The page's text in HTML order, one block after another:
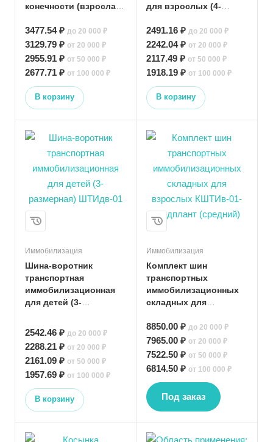
конечности (взрослая
3477.54 ₽ до 20 000 ₽
3129.79 ₽ от 20 000 ₽
2955.91 ₽ от 50 000 ₽
2677.71 ₽ от 100 000 ₽
В корзину
для взрослых (4-
2491.16 ₽ до 20 000 ₽
2242.04 ₽ от 20 000 ₽
2117.49 ₽ от 50 000 ₽
1918.19 ₽ от 100 000 ₽
В корзину
Иммобилизация
Шина-воротник
транспортная
иммобилизационная
для детей (3-
2542.46 ₽ до 20 000 ₽
2288.21 ₽ от 20 000 ₽
2161.09 ₽ от 50 000 ₽
1957.69 ₽ от 100 000 ₽
В корзину
Иммобилизация
Комплект шин
транспортных
иммобилизационных
складных для
Медплант (средний)
8850.00 ₽ до 20 000 ₽
7965.00 ₽ от 20 000 ₽
7522.50 ₽ от 50 000 ₽
6814.50 ₽ от 100 000 ₽
Под заказ